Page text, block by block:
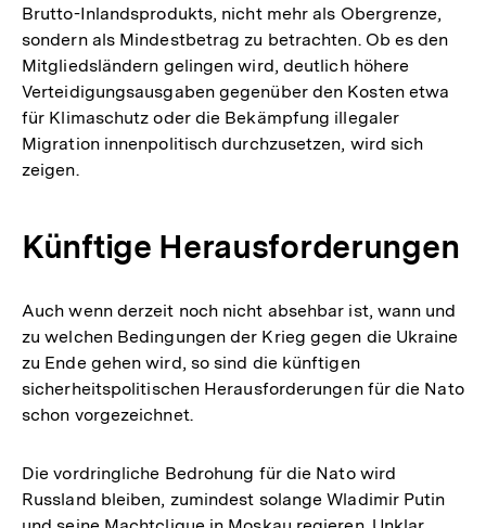
Brutto-Inlandsprodukts, nicht mehr als Obergrenze,
sondern als Mindestbetrag zu betrachten. Ob es den
Mitgliedsländern gelingen wird, deutlich höhere
Verteidigungsausgaben gegenüber den Kosten etwa
für Klimaschutz oder die Bekämpfung illegaler
Migration innenpolitisch durchzusetzen, wird sich
zeigen.
Künftige Herausforderungen
Auch wenn derzeit noch nicht absehbar ist, wann und
zu welchen Bedingungen der Krieg gegen die Ukraine
zu Ende gehen wird, so sind die künftigen
sicherheitspolitischen Herausforderungen für die Nato
schon vorgezeichnet.
Die vordringliche Bedrohung für die Nato wird
Russland bleiben, zumindest solange Wladimir Putin